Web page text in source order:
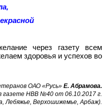
через газету всем
здоровья и успехов во
ОАО «Русь» Е. Абрамова.
НВВ №40 от 06.10.2017 г.
Лебяжье, Верхошижемье, Арбаж).